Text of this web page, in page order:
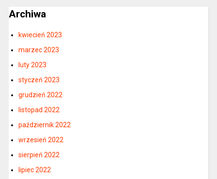
Archiwa
kwiecień 2023
marzec 2023
luty 2023
styczeń 2023
grudzień 2022
listopad 2022
październik 2022
wrzesień 2022
sierpień 2022
lipiec 2022